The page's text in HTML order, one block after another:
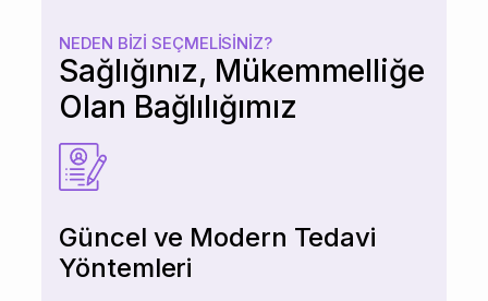
NEDEN BIZI SEÇMELISINIZ?
Sağlığınız, Mükemmelliğe
Olan Bağlılığımız
Güncel ve Modern Tedavi
Yöntemleri